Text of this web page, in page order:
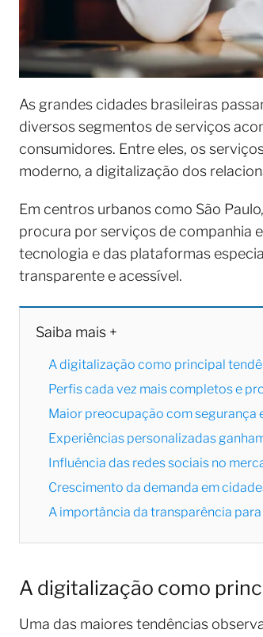
As grandes cidades brasileiras
diversos segmentos de serviços
consumidores. Entre eles, os
moderno, a digitalização dos
Em centros urbanos como São
procura por serviços de companhia
tecnologia e das plataformas
transparente e acessível.
Saiba mais +
A digitalização como principal
Perfis cada vez mais completos e
Maior preocupação com segurança
Experiências personalizadas
Influência das redes sociais no
Crescimento da demanda em
A importância da transparência
A digitalização como
Uma das maiores tendências